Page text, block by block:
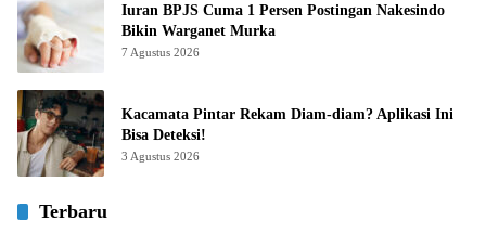
Iuran BPJS Cuma 1 Persen Postingan Nakesindo
Bikin Warganet Murka
7 Agustus 2026
Kacamata Pintar Rekam Diam-diam? Aplikasi Ini
Bisa Deteksi!
3 Agustus 2026
Terbaru